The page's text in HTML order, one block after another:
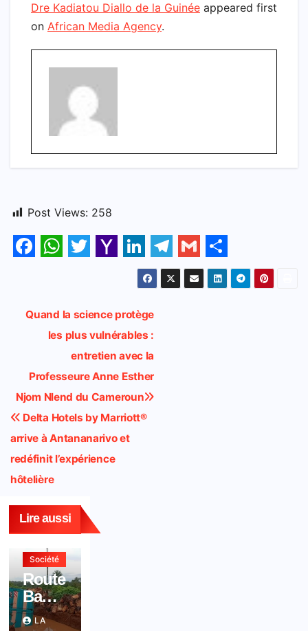
Dre Kadiatou Diallo de la Guinée appeared first
on African Media Agency.
Post Views: 258
o
k
a
A
p
p
i
t
t
e
r
h
o
o
M
a
i
l
n
k
e
d
I
n
T
e
l
e
g
r
a
G
m
S
h
Navigation
l’article
Quand la science protège
les plus vulnérables :
entretien avec la
Professeure Anne Esther
Njom Nlend du Cameroun
Delta Hotels by Marriott®
arrive à Antananarivo et
redéfinit l’expérience
hôtelière
Lire aussi
Société
Route
Bamb
alang-
LA